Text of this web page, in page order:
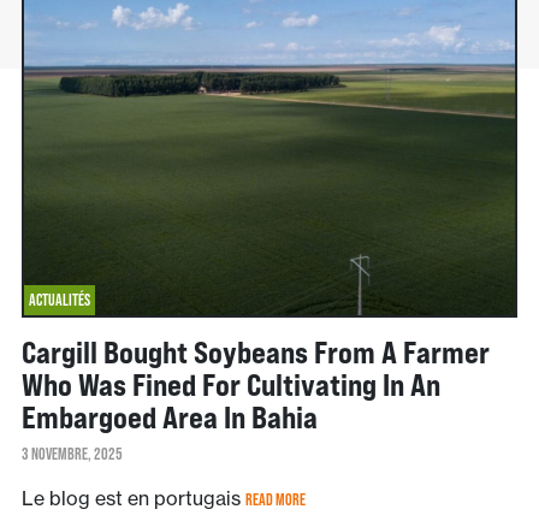
ACTUALITÉS
Cargill Bought Soybeans From A Farmer
Who Was Fined For Cultivating In An
Embargoed Area In Bahia
3 NOVEMBRE, 2025
Le blog est en portugais READ MORE